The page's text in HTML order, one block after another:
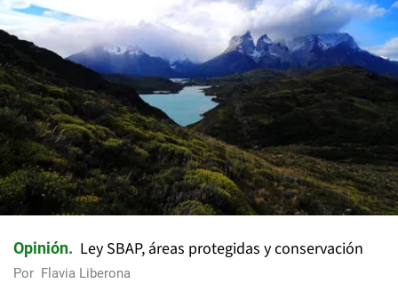
Opinión Ley SBAP, áreas protegidas y conservación
Por Flavia Liberona